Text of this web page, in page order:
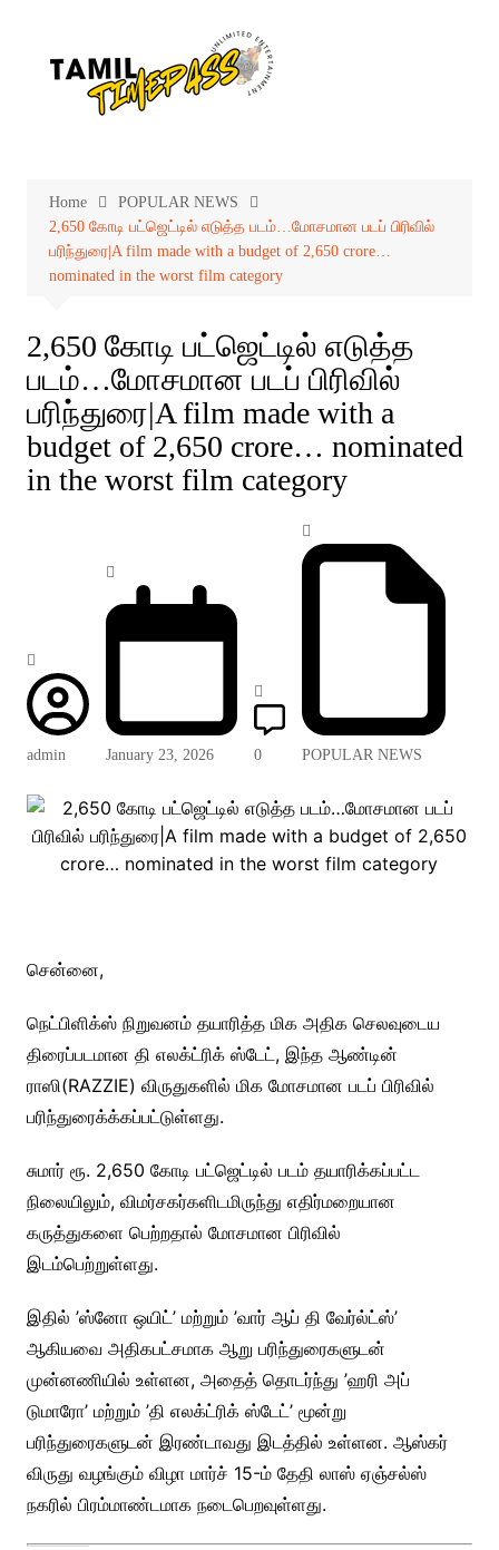
Home
POPULAR NEWS
2,650 கோடி பட்ஜெட்டில் எடுத்த படம்…மோசமான படப் பிரிவில்
பரிந்துரை|A film made with a budget of 2,650 crore…
nominated in the worst film category
2,650 கோடி பட்ஜெட்டில் எடுத்த
படம்…மோசமான படப் பிரிவில்
பரிந்துரை|A film made with a
budget of 2,650 crore… nominated
in the worst film category
admin January 23, 2026 0 POPULAR NEWS
சென்னை,
நெட்பிளிக்ஸ் நிறுவனம் தயாரித்த மிக அதிக செலவுடைய
திரைப்படமான தி எலக்ட்ரிக் ஸ்டேட், இந்த ஆண்டின்
ராஸி(RAZZIE) விருதுகளில் மிக மோசமான படப் பிரிவில்
பரிந்துரைக்க்கப்பட்டுள்ளது.
சுமார் ரூ. 2,650 கோடி பட்ஜெட்டில் படம் தயாரிக்கப்பட்ட
நிலையிலும், விமர்சகர்களிடமிருந்து எதிர்மறையான
கருத்துகளை பெற்றதால் மோசமான பிரிவில்
இடம்பெற்றுள்ளது.
இதில் ’ஸ்னோ ஒயிட்’ மற்றும் ’வார் ஆப் தி வேர்ல்ட்ஸ்’
ஆகியவை அதிகபட்சமாக ஆறு பரிந்துரைகளுடன்
முன்னணியில் உள்ளன, அதைத் தொடர்ந்து ’ஹரி அப்
டுமாரோ’ மற்றும் ’தி எலக்ட்ரிக் ஸ்டேட்’ மூன்று
பரிந்துரைகளுடன் இரண்டாவது இடத்தில் உள்ளன. ஆஸ்கர்
விருது வழங்கும் விழா மார்ச் 15-ம் தேதி லாஸ் ஏஞ்சல்ஸ்
நகரில் பிரம்மாண்டமாக நடைபெறவுள்ளது.